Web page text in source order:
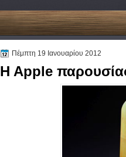
Πέμπτη 19 Ιανουαρίου 2012
H Apple